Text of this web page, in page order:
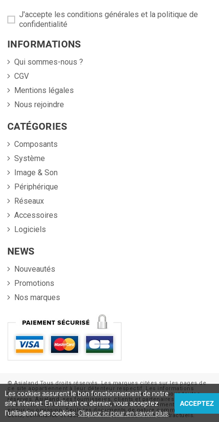
J'accepte les conditions générales et la politique de
confidentialité
INFORMATIONS
Qui sommes-nous ?
CGV
Mentions légales
Nous rejoindre
CATÉGORIES
Composants
Système
Image & Son
Périphérique
Réseaux
Accessoires
Logiciels
NEWS
Nouveautés
Promotions
Nos marques
© Asialand Tous droits réservés. Les marques citées sur les pages de
ce site appartiennent à leur détenteur respectif. Les informations
techniques et les descriptifs donnés sur ce site le sont sous toutes
réserves. Asialand, ses fournisseurs, clients et partenaires ne sauraient
être tenus responsables individuellement ni solidairement d'aucune
erreur ou omission. Seuls les documents de nature commerciale :
devis, commande et facture ne font foi. Visuels non contractuels.
Les cookies assurent le bon fonctionnement de notre
site Internet. En utilisant ce dernier, vous acceptez
l'utilisation des cookies.Cliquez ici pour en savoir plus.
ACCEPTEZ